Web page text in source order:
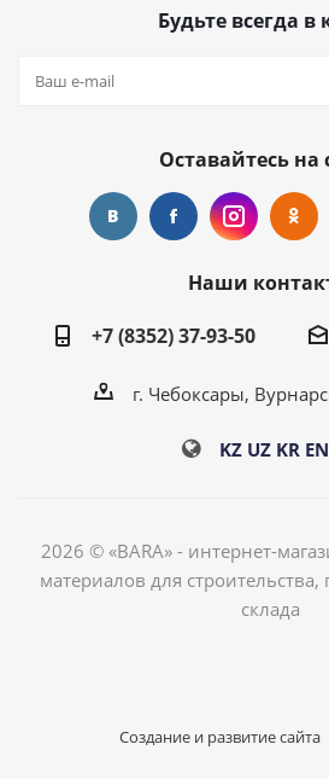
Будьте всегда в
Оставайтесь на
Наши
+7 (8352) 37-93-50
г. Чебоксары,
KZ UZ KR EN
2026 © «BARA» - интернет-
материалов для
склада
Создание и развитие сайта